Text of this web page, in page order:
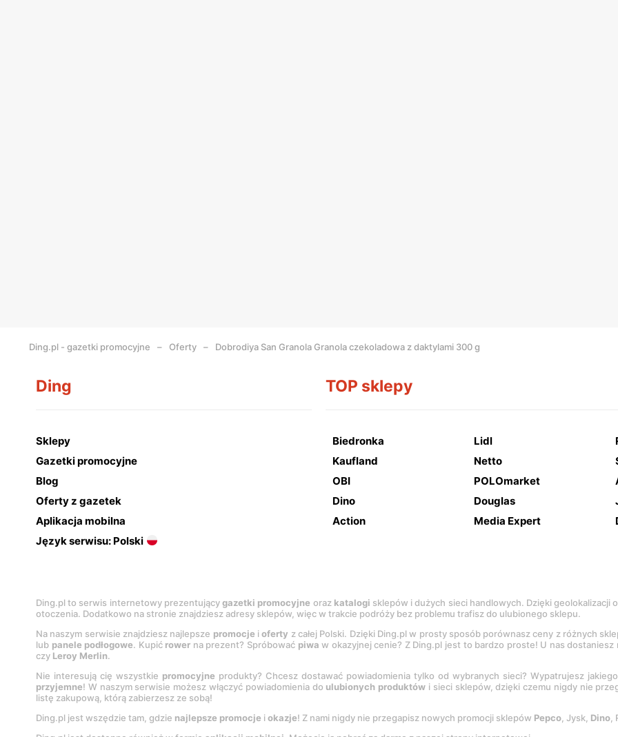
Ding.pl - gazetki promocyjne Oferty Dobrodiya San Granola Granola czekoladowa z daktylami 300 g
Ding
Sklepy
Gazetki promocyjne
Blog
Oferty z gazetek
Aplikacja mobilna
Język serwisu: Polski
TOP sklepy
Biedronka Lidl
Kaufland
Netto
OBI
POLOmarket
Dino
Douglas
Action
Media Expert
Ding.pl to serwis internetowy prezentującygazetki promocyjne oraz katalogi sklepów i dużych sieci handlowych. Dzięki
otoczenia. Dodatkowo na stronie znajdziesz adresy sklepów, więc w trakcie podróży bez problemu trafisz do ulubionego sklepu.
Na naszym serwisie znajdziesz najlepsze promocje ioferty z całej Polski. Dzięki Ding.pl w prosty sposób porównasz ceny z różnych
lub panele podłogowe. Kupić rower na prezent? Spróbować piwa w okazyjnej cenie? Z Ding.pl jest to bardzo proste! U nas
czy Leroy Merlin.
Nie interesują cię wszystkie promocyjne produkty? Chcesz dostawać powiadomienia tylko od wybranych sieci? Wypatrujesz
przyjemne! W naszym serwisie możesz włączyć powiadomienia do ulubionych produktów i sieci sklepów, dzięki czemu nigdy nie
listę zakupową, którą zabierzesz ze sobą!
Ding.pl jest wszędzie tam, gdzie najlepsze promocje i okazje! Z nami nigdy nie przegapisz nowych promocji sklepów Pepco, Jysk, Dino,